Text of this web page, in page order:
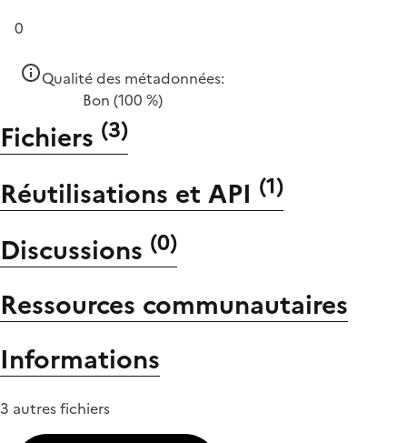
0
Qualité des métadonnées:
Bon (100 %)
Fichiers (3)
Réutilisations et API (1)
Discussions (0)
Ressources communautaires
Informations
3 autres fichiers